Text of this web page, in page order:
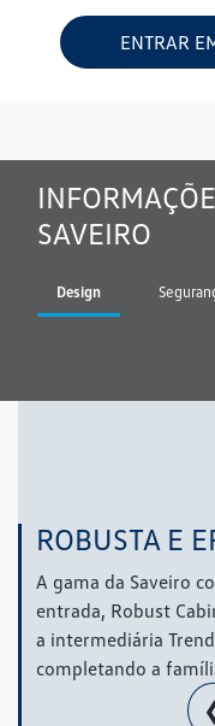
ENTRAR
SAVEIRO
Design
ROBUSTA E
A gama da Saveiro
entrada, Robust
a intermediária
completando a